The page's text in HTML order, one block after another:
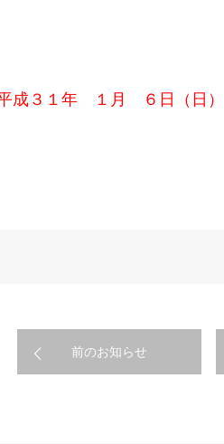
成３１年 １月 ６日（日）
前のお知らせ